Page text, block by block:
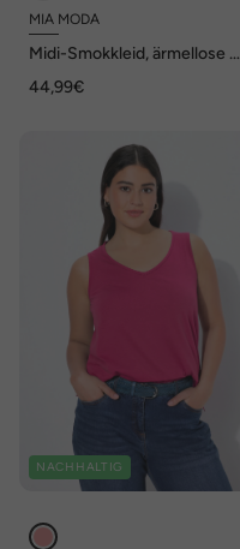
MIA MODA
Midi-Smokkleid, ärmellose A-
44,99€
NACHHALTIG